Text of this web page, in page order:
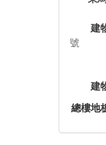
建
號
建
總樓地